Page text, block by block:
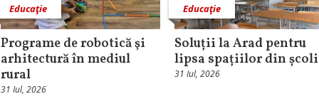
Educaţie
Programe de robotică şi
arhitectură în mediul
rural
31 Iul, 2026
Educaţie
Soluții la Arad pentru
lipsa spațiilor din școli
31 Iul, 2026